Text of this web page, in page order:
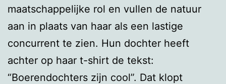
maatschappelijke rol en vullen de natuur
aan in plaats van haar als een lastige
concurrent te zien. Hun dochter heeft
achter op haar t-shirt de tekst:
“Boerendochters zijn cool”. Dat klopt